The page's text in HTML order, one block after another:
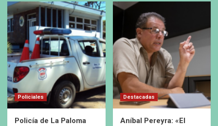
Policiales
Policía de La Paloma
Destacadas
Aníbal Pereyra: «El